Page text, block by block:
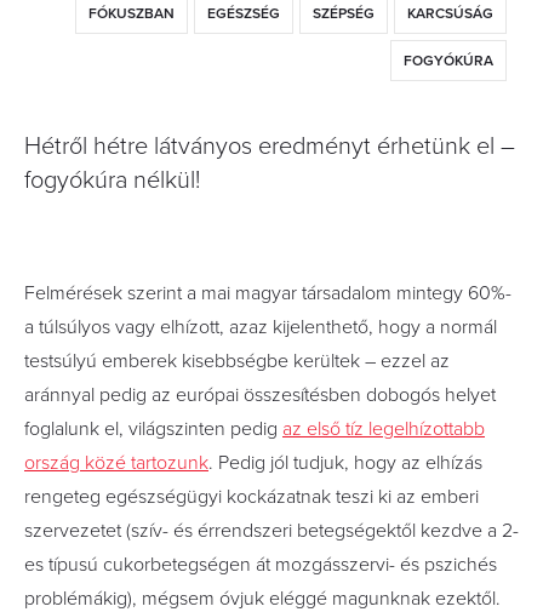
FÓKUSZBAN EGÉSZSÉG SZÉPSÉG KARCSÚSÁG
FOGYÓKÚRA
Hétről hétre látványos eredményt érhetünk el –
fogyókúra nélkül!
Felmérések szerint a mai magyar társadalom mintegy 60%-
a túlsúlyos vagy elhízott, azaz kijelenthető, hogy a normál
testsúlyú emberek kisebbségbe kerültek – ezzel az
aránnyal pedig az európai összesítésben dobogós helyet
foglalunk el, világszinten pedig az első tíz legelhízottabb
ország közé tartozunk. Pedig jól tudjuk, hogy az elhízás
rengeteg egészségügyi kockázatnak teszi ki az emberi
szervezetet (szív- és érrendszeri betegségektől kezdve a 2-
es típusú cukorbetegségen át mozgásszervi- és pszichés
problémákig), mégsem óvjuk eléggé magunknak ezektől.